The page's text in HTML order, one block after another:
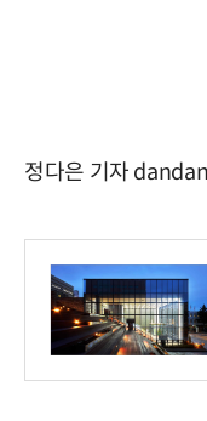
정다은 기자